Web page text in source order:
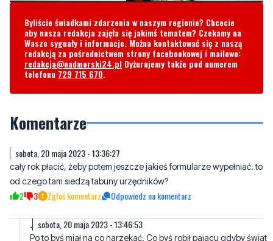
redakcja@nadmorski24.plDyżurujemy także pod numerem
telefonu729 715 670.
Komentarze
cały rok płacić, żeby potem jeszcze jakieś formularze wypełniać. to
2 3 Zgłoś komentarz Odpowiedz na komentarz
. sobota, 20 maja 2023 - 13:46:53
Po to byś miał na co narzekać. Co byś robił pajacu gdyby świat
2 2 Zgłoś komentarz Odpowiedz na komentarz